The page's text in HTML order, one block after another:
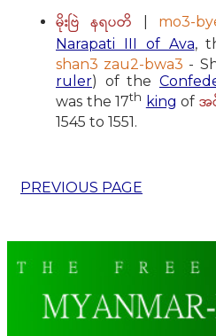
မိုးဗြဲ နရပတိ mo3-
Narapati III of Ava,
shan3 zau2-bwa3 -
ruler) of the
was the 17th king ofအ
1545 to 1551.
PREVIOUS PAGE